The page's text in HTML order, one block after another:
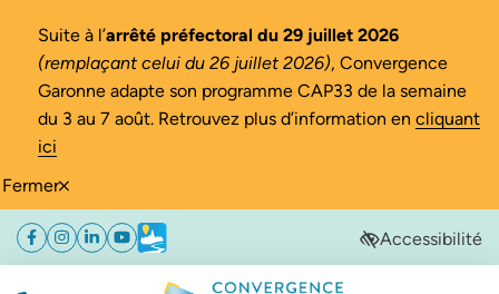
Fermer
Suite à l’arrêté préfectoral du 29 juillet 2026
(remplaçant celui du 26 juillet 2026), Convergence
Garonne adapte son programme CAP33 de la semaine
du 3 au 7 août. Retrouvez plus d’information en cliquant
ici
Aller
Aller
au
Aller
au
Facebook
(ouverture dans un nouvel onglet)
Instagram
(ouverture dans un nouvel onglet)
Linkedin
(ouverture dans un nouvel onglet)
YouTube
(ouverture dans un nouvel onglet)
Météo
(ouverture dans un nouvel onglet)Accessibilité